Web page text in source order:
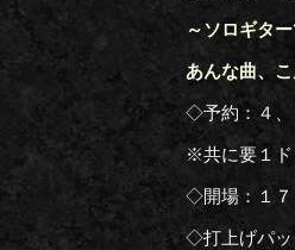
～ソロギタ
あんな曲、
◇予約：４、
※共に要１ド
◇開場：１
◇打上げパッ